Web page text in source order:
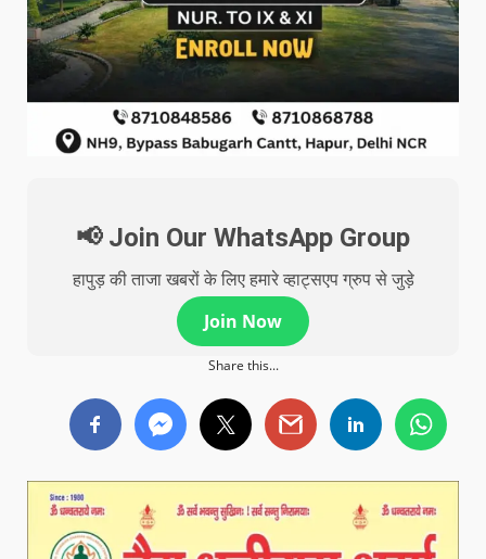
📢 Join Our WhatsApp Group
हापुड़ की ताजा खबरों के लिए हमारे व्हाट्सएप ग्रुप से जुड़े
Join Now
Share this...